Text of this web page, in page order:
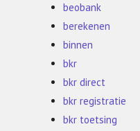
beobank
berekenen
binnen
bkr
bkr direct
bkr registratie
bkr toetsing